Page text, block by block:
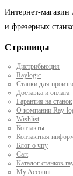
Интернет-магазин
и фрезерных
Страницы
Дистрибьюция
Raylogic
Станки для
Доставка и оплата
Гарантия на станок
О компании Ray-
Wishlist
Контакты
Контактная
Блог о чпу
Cart
Каталог станков
My Account